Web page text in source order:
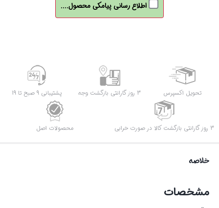
اطلاع رسانی پیامکی محصول....
تحویل اکسپرس 3 روز گارانتی بازگشت وجه پشتیبانی 9 صبح تا 19
3 روز گارانتی بازگشت کالا در صورت خرابی محصولات اصل
خلاصه
مشخصات